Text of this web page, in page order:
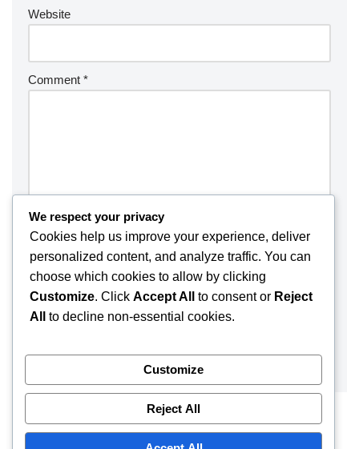
Website
Comment *
Save my name, email, and website in this browser for the
next time I comment.
We respect your privacy
Cookies help us improve your experience, deliver
personalized content, and analyze traffic. You can
choose which cookies to allow by clicking
Customize. Click Accept All to consent or Reject
All
to decline non-essential cookies.
Customize
Reject All